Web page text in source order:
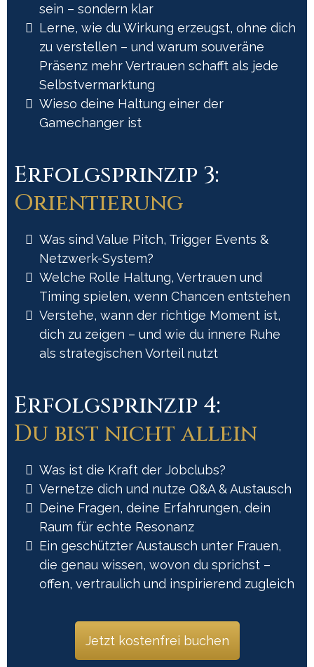
sein – sondern klar
Lerne, wie du Wirkung erzeugst, ohne dich
zu verstellen – und warum souveräne
Präsenz mehr Vertrauen schafft als jede
Selbstvermarktung
Wieso deine Haltung einer der
Gamechanger ist
Erfolgsprinzip 3:
Orientierung
Was sind Value Pitch, Trigger Events &
Netzwerk-System?
Welche Rolle Haltung, Vertrauen und
Timing spielen, wenn Chancen entstehen
Verstehe, wann der richtige Moment ist,
dich zu zeigen – und wie du innere Ruhe
als strategischen Vorteil nutzt
Erfolgsprinzip 4:
Du bist nicht allein
Was ist die Kraft der Jobclubs?
Vernetze dich und nutze Q&A & Austausch
Deine Fragen, deine Erfahrungen, dein
Raum für echte Resonanz
Ein geschützter Austausch unter Frauen,
die genau wissen, wovon du sprichst –
offen, vertraulich und inspirierend zugleich
Jetzt kostenfrei buchen